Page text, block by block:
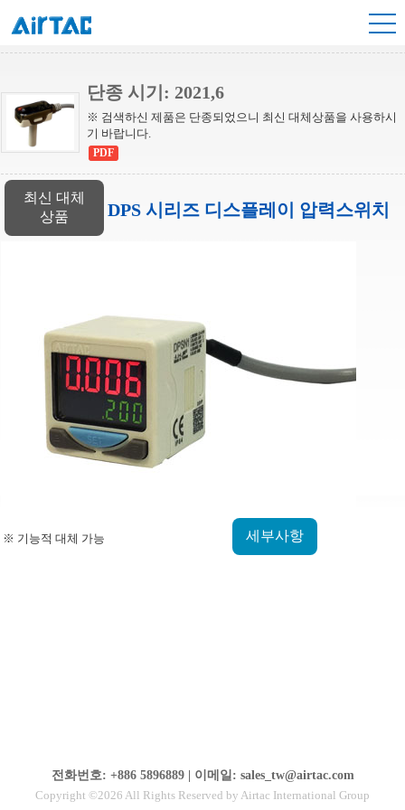
DPC 시리즈 미니 압력스위치
단종 시기: 2021,6
※ 검색하신 제품은 단종되었으니 최신 대체상품을 사용하시
기 바랍니다.
PDF
최신 대체
상품
DPS 시리즈 디스플레이 압력스위치
※ 기능적 대체 가능 세부사항
전화번호: +886 5896889 | 이메일: sales_tw@airtac.com
Copyright ©2026 All Rights Reserved by Airtac International Group